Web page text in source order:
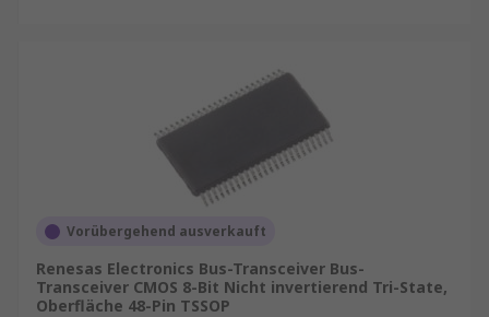
Vorübergehend ausverkauft
Renesas Electronics Bus-Transceiver Bus-
Transceiver CMOS 8-Bit Nicht invertierend Tri-State,
Oberfläche 48-Pin TSSOP